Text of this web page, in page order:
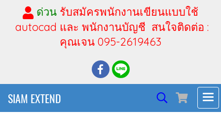
ด่วน รับสมัครพนักงานเขียนแบบใช้
autocad และ พนักงานบัญชี สนใจติดต่อ :
คุณเจน 095-2619463
SIAM EXTEND